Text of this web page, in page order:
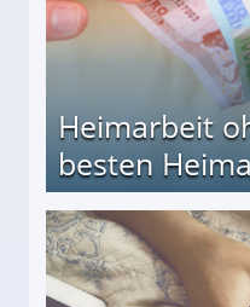
Heimarbeit
besten